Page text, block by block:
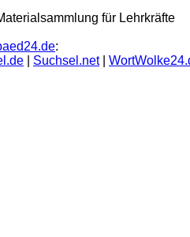
für Lehrkräfte
:
Suchsel.net|